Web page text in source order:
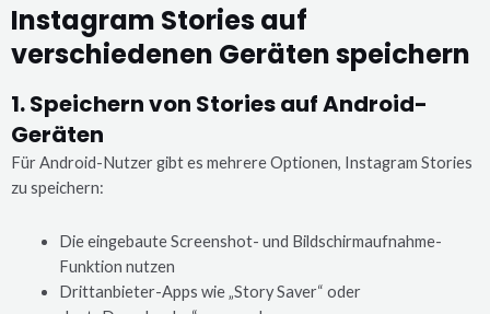
Instagram Stories auf
verschiedenen Geräten speichern
1. Speichern von Stories auf Android-
Geräten
Für Android-Nutzer gibt es mehrere Optionen, Instagram Stories
zu speichern:
Die eingebaute Screenshot- und Bildschirmaufnahme-
Funktion nutzen
Drittanbieter-Apps wie „Story Saver“ oder